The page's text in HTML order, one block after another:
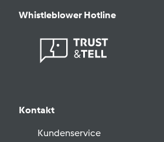
Whistleblower Hotline
Kontakt
Kundenservice